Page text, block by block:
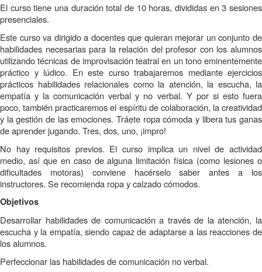
El curso tiene una duración total de 10 horas, divididas en 3 sesiones
presenciales.
Este curso va dirigido a docentes que quieran mejorar un conjunto de
habilidades necesarias para la relación del profesor con los alumnos
utilizando técnicas de improvisación teatral en un tono eminentemente
práctico y lúdico. En este curso trabajaremos mediante ejercicios
prácticos habilidades relacionales como la atención, la escucha, la
empatía y la comunicación verbal y no verbal. Y por si esto fuera
poco, también practicaremos el espíritu de colaboración, la creatividad
y la gestión de las emociones. Tráete ropa cómoda y libera tus ganas
de aprender jugando. Tres, dos, uno, ¡impro!
No hay requisitos previos. El curso implica un nivel de actividad
medio, así que en caso de alguna limitación física (como lesiones o
dificultades motoras) conviene hacérselo saber antes a los
instructores. Se recomienda ropa y calzado cómodos.
Objetivos
Desarrollar habilidades de comunicación a través de la atención, la
escucha y la empatía, siendo capaz de adaptarse a las reacciones de
los alumnos.
Perfeccionar las habilidades de comunicación no verbal.